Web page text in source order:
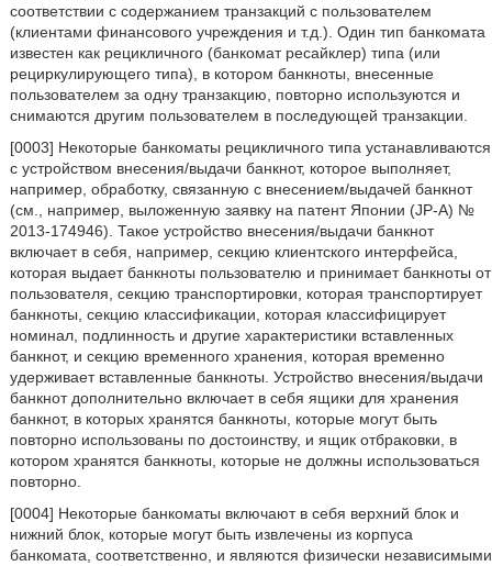
соответствии с содержанием транзакций с пользователем
(клиентами финансового учреждения и т.д.). Один тип банкомата
известен как рецикличного (банкомат ресайклер) типа (или
рециркулирующего типа), в котором банкноты, внесенные
пользователем за одну транзакцию, повторно используются и
снимаются другим пользователем в последующей транзакции.
[0003] Некоторые банкоматы рецикличного типа устанавливаются
с устройством внесения/выдачи банкнот, которое выполняет,
например, обработку, связанную с внесением/выдачей банкнот
(см., например, выложенную заявку на патент Японии (JP-A) №
2013-174946). Такое устройство внесения/выдачи банкнот
включает в себя, например, секцию клиентского интерфейса,
которая выдает банкноты пользователю и принимает банкноты от
пользователя, секцию транспортировки, которая транспортирует
банкноты, секцию классификации, которая классифицирует
номинал, подлинность и другие характеристики вставленных
банкнот, и секцию временного хранения, которая временно
удерживает вставленные банкноты. Устройство внесения/выдачи
банкнот дополнительно включает в себя ящики для хранения
банкнот, в которых хранятся банкноты, которые могут быть
повторно использованы по достоинству, и ящик отбраковки, в
котором хранятся банкноты, которые не должны использоваться
повторно.
[0004] Некоторые банкоматы включают в себя верхний блок и
нижний блок, которые могут быть извлечены из корпуса
банкомата, соответственно, и являются физически независимыми